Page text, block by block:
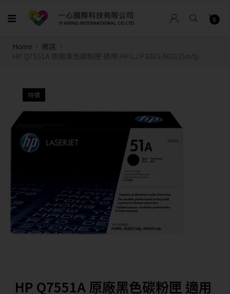
0
Home
商店
HP Q7551A 原廠黑色碳粉匣 適用 HP LJ P3005/M3035mfp
特價
HP Q7551A 原廠黑色碳粉匣 適用